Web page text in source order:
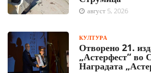
август 5, 2026
КУЛТУРА
Отворено 21.
„Астерфест“ во
Наградата